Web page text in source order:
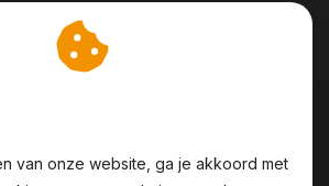
van onze website, ga je akkoord met